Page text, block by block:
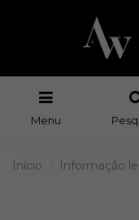
Menu
Início Informação